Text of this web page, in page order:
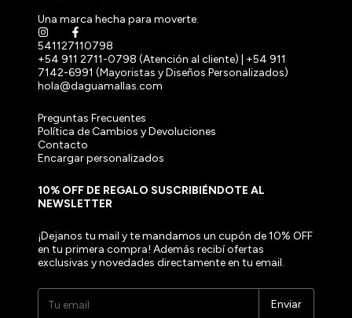
Una marca hecha para moverte.
541127110798
+54 911 2711-0798 (Atención al cliente) | +54 911
7142-6991 (Mayoristas y Diseños Personalizados)
hola@daguamallas.com
Preguntas Frecuentes
Política de Cambios y Devoluciones
Contacto
Encargar personalizados
10% OFF DE REGALO SUSCRIBIÉNDOTE AL
NEWSLETTER
¡Dejanos tu mail y te mandamos un cupón de 10% OFF
en tu primera compra! Además recibí ofertas
exclusivas y novedades directamente en tu email.